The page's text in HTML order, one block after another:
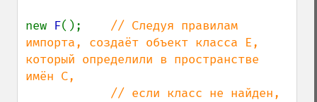
new F(); // Следуя правилам
импорта, создаёт объект класса E,
который определили в пространстве
имён C,